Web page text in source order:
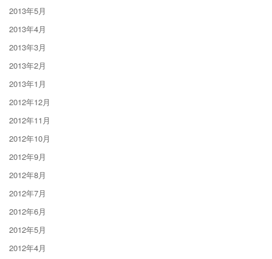
2013年5月
2013年4月
2013年3月
2013年2月
2013年1月
2012年12月
2012年11月
2012年10月
2012年9月
2012年8月
2012年7月
2012年6月
2012年5月
2012年4月